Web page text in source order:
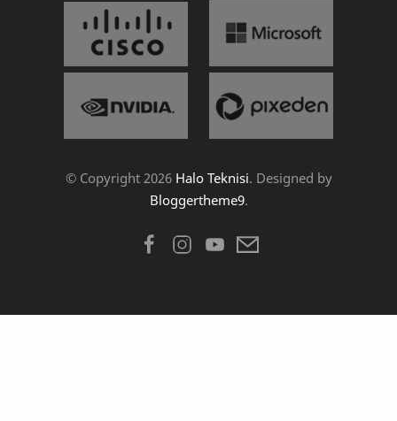
© Copyright 2026 Halo Teknisi. Designed by
Bloggertheme9.